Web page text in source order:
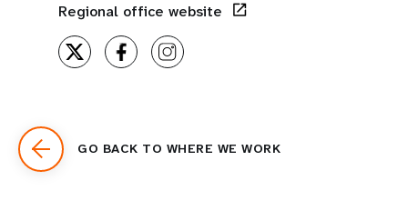
Regional office website
GO BACK TO WHERE WE WORK